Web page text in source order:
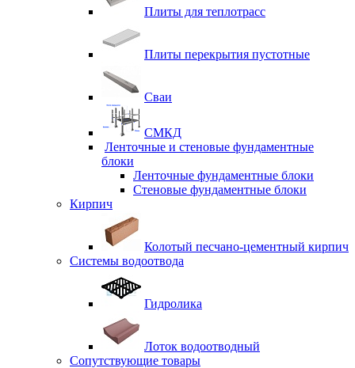
Плиты для теплотрасс
Плиты перекрытия пустотные
Сваи
СМКД
Ленточные и стеновые фундаментные
блоки
Ленточные фундаментные блоки
Стеновые фундаментные блоки
Кирпич
Колотый песчано-цементный кирпич
Системы водоотвода
Гидролика
Лоток водоотводный
Сопутствующие товары